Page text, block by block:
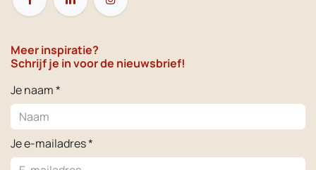
Meer inspiratie?
Schrijf je in voor de nieuwsbrief!
Je naam *
Je e-mailadres *